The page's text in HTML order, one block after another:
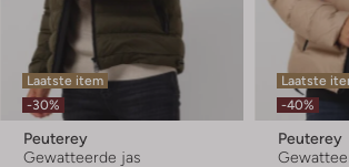
Laatste item
-30%
Peuterey
Gewatteerde jas
Laatste
-40%
Peuterey